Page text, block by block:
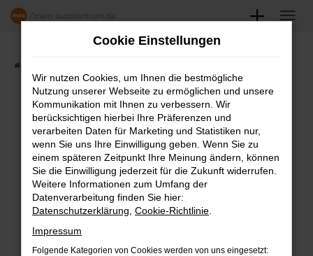
Zum
FAHRZEUGSHOWROOM
Fehler: Network Error
Beim Laden ist ein Fehler aufgetreten.
Hier sind ein paar Tipps, die dir helfen können:
Überprüfe deine Firewall und deine
Cookie Einstellungen
Wir nutzen Cookies, um Ihnen die bestmögliche
Nutzung unserer Webseite zu ermöglichen und unsere
Kommunikation mit Ihnen zu verbessern. Wir
berücksichtigen hierbei Ihre Präferenzen und
verarbeiten Daten für Marketing und Statistiken nur,
wenn Sie uns Ihre Einwilligung geben. Wenn Sie zu
einem späteren Zeitpunkt Ihre Meinung ändern, können
Sie die Einwilligung jederzeit für die Zukunft widerrufen.
Weitere Informationen zum Umfang der
Datenverarbeitung finden Sie hier:
Datenschutzerklärung Cookie-Richtlinie
Impressum
Folgende Kategorien von Cookies werden von uns eingesetzt: